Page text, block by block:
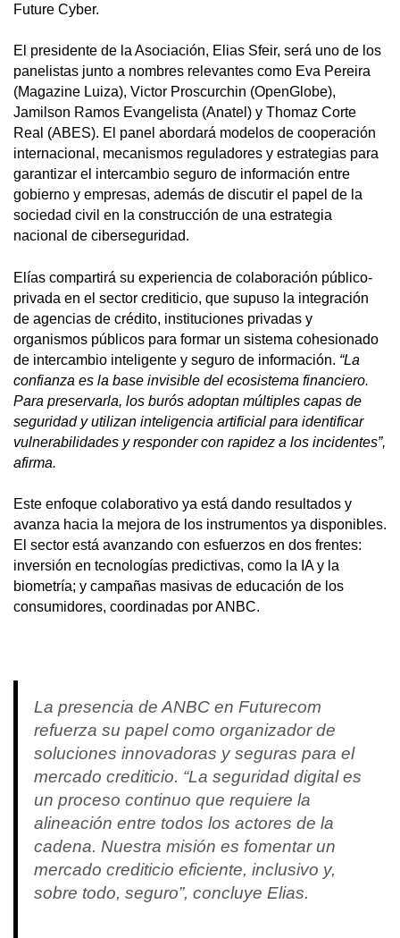
Future Cyber.
El presidente de la Asociación, Elias Sfeir, será uno de los
panelistas junto a nombres relevantes como Eva Pereira
(Magazine Luiza), Victor Proscurchin (OpenGlobe),
Jamilson Ramos Evangelista (Anatel) y Thomaz Corte
Real (ABES). El panel abordará modelos de cooperación
internacional, mecanismos reguladores y estrategias para
garantizar el intercambio seguro de información entre
gobierno y empresas, además de discutir el papel de la
sociedad civil en la construcción de una estrategia
nacional de ciberseguridad.
Elías compartirá su experiencia de colaboración público-
privada en el sector crediticio, que supuso la integración
de agencias de crédito, instituciones privadas y
organismos públicos para formar un sistema cohesionado
de intercambio inteligente y seguro de información. “La
confianza es la base invisible del ecosistema financiero.
Para preservarla, los burós adoptan múltiples capas de
seguridad y utilizan inteligencia artificial para identificar
vulnerabilidades y responder con rapidez a los incidentes”,
afirma.
Este enfoque colaborativo ya está dando resultados y
avanza hacia la mejora de los instrumentos ya disponibles.
El sector está avanzando con esfuerzos en dos frentes:
inversión en tecnologías predictivas, como la IA y la
biometría; y campañas masivas de educación de los
consumidores, coordinadas por ANBC.
La presencia de ANBC en Futurecom
refuerza su papel como organizador de
soluciones innovadoras y seguras para el
mercado crediticio. “La seguridad digital es
un proceso continuo que requiere la
alineación entre todos los actores de la
cadena. Nuestra misión es fomentar un
mercado crediticio eficiente, inclusivo y,
sobre todo, seguro”, concluye Elias.